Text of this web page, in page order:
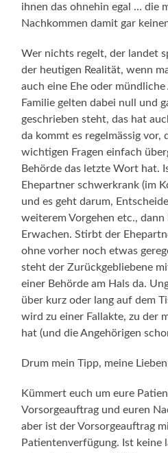
ihnen das ohnehin egal … die
Nachkommen damit gar
Wer nichts regelt, der landet
der heutigen Realität, wenn
auch eine Ehe oder
Familie gelten dabei null und
geschrieben steht, das hat
da kommt es regelmässig vor,
wichtigen Fragen einfach
Behörde das letzte Wort hat.
Ehepartner schwerkrank (im
und es geht darum,
weiterem Vorgehen etc., dann
Erwachen. Stirbt der
ohne vorher noch etwas
steht der Zurückgebliebene
einer Behörde am Hals da.
über kurz oder lang auf dem
wird zu einer Fallakte, zu der
hat (und die Angehörigen
Drum mein Tipp, meine
Kümmert euch um eure
Vorsorgeauftrag und euren
aber ist der Vorsorgeauftrag
Patientenverfügung. Ist keine